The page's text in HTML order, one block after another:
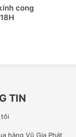
cong
TIN
hàng Vũ Gia Phát